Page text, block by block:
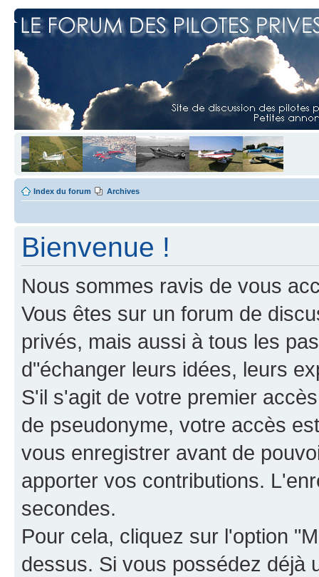
Index du forum Archives
Bienvenue !
Nous sommes ravis de vous
Vous êtes sur un forum de
privés, mais aussi à tous les
d"échanger leurs idées, leurs
S'il s'agit de votre premier
de pseudonyme, votre accès
vous enregistrer avant de
apporter vos contributions.
secondes.
Pour cela, cliquez sur l'option
dessus. Si vous possédez déjà